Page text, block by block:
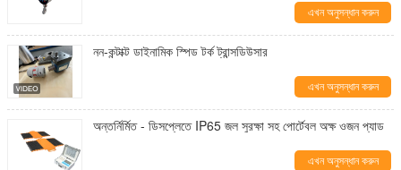
এখন অনুসন্ধান করুন
নন-কন্টাক্ট ডাইনামিক স্পিড টর্ক ট্রান্সডিউসার
এখন অনুসন্ধান করুন
অন্তর্নির্মিত - ডিসপ্লেতে IP65 জল সুরক্ষা সহ পোর্টেবল অক্ষ ওজন প্যাড
এখন অনুসন্ধান করুন